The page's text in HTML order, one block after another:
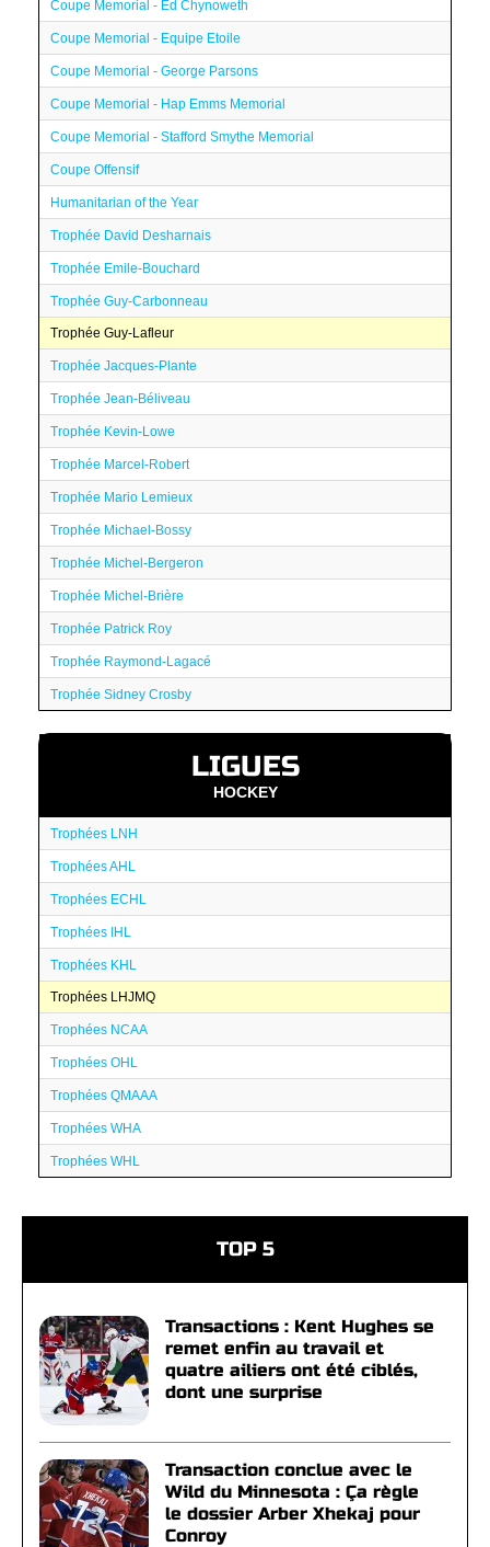
Coupe Memorial - Ed Chynoweth
Coupe Memorial - Equipe Etoile
Coupe Memorial - George Parsons
Coupe Memorial - Hap Emms Memorial
Coupe Memorial - Stafford Smythe Memorial
Coupe Offensif
Humanitarian of the Year
Trophée David Desharnais
Trophée Emile-Bouchard
Trophée Guy-Carbonneau
Trophée Guy-Lafleur
Trophée Jacques-Plante
Trophée Jean-Béliveau
Trophée Kevin-Lowe
Trophée Marcel-Robert
Trophée Mario Lemieux
Trophée Michael-Bossy
Trophée Michel-Bergeron
Trophée Michel-Brière
Trophée Patrick Roy
Trophée Raymond-Lagacé
Trophée Sidney Crosby
LIGUES
HOCKEY
Trophées LNH
Trophées AHL
Trophées ECHL
Trophées IHL
Trophées KHL
Trophées LHJMQ
Trophées NCAA
Trophées OHL
Trophées QMAAA
Trophées WHA
Trophées WHL
TOP 5
Transactions : Kent Hughes se
remet enfin au travail et
quatre ailiers ont été ciblés,
dont une surprise
Transaction conclue avec le
Wild du Minnesota : Ça règle
le dossier Arber Xhekaj pour
Conroy